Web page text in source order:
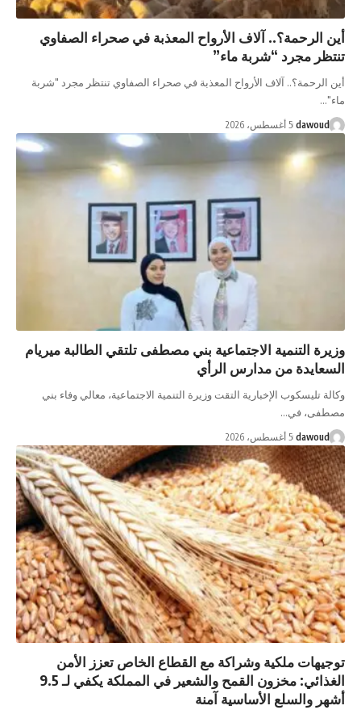
أين الرحمة؟.. آلاف الأرواح المعذبة في صحراء الصفاوي
تنتظر مجرد “شربة ماء”
أين الرحمة؟.. آلاف الأرواح المعذبة في صحراء الصفاوي تنتظر مجرد "شربة
ماء"…
dawoud 5 أغسطس، 2026
وزيرة التنمية الاجتماعية بني مصطفى تلتقي الطالبة ميريام
السعايدة من مدارس الرأي
وكالة تليسكوب الإخبارية التقت وزيرة التنمية الاجتماعية، معالي وفاء بني
مصطفى، في…
dawoud 5 أغسطس، 2026
توجيهات ملكية وشراكة مع القطاع الخاص تعزز الأمن
الغذائي: مخزون القمح والشعير في المملكة يكفي لـ 9.5
أشهر والسلع الأساسية آمنة